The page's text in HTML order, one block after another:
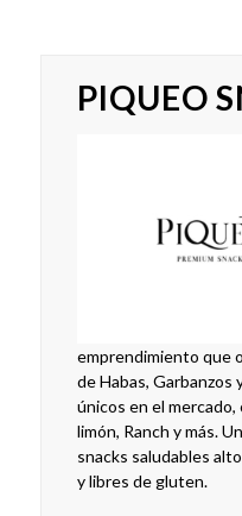
PIQUEO
emprendimiento que
de Habas, Garbanzos
únicos en el mercado,
limón, Ranch y más.
snacks saludables
y libres de gluten.